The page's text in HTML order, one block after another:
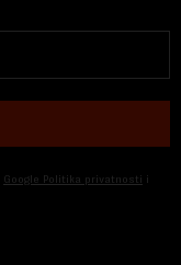
Google Politika privatnosti i